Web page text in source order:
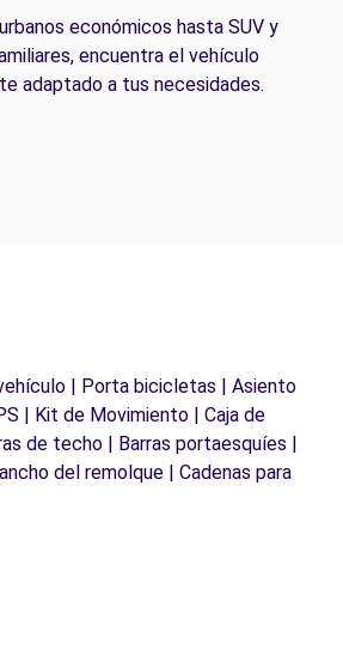
económicos hasta SUV y
encuentra el vehículo
adaptado a tus necesidades.
| Porta bicicletas | Asiento
| Kit de Movimiento | Caja de
de techo | Barras portaesquíes |
del remolque | Cadenas para